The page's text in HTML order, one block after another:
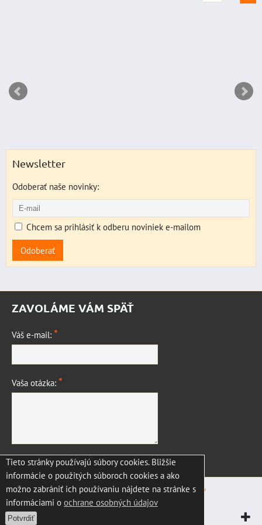
Newsletter
Odoberať naše novinky:
Chcem sa prihlásiť k odberu noviniek e-mailom
Odoberať
ZAVOLÁME VÁM SPÄŤ
Váš e-mail: *
Vaša otázka: *
Odoslať
Predvoľby súkromia
Zásady ochrany osobných údajov
Vytvorené pomocou:
Tieto stránky používajú súbory cookies. Bližšie
informácie o použitých súboroch cookies a ako
možno zabrániť ich používaniu nájdete na stránke s
informáciami o ochrane osobných údajov
Potvrdiť